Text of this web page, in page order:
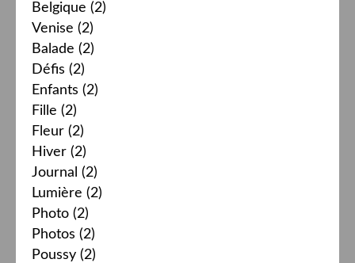
Belgique (2)
Venise (2)
Balade (2)
Défis (2)
Enfants (2)
Fille (2)
Fleur (2)
Hiver (2)
Journal (2)
Lumière (2)
Photo (2)
Photos (2)
Poussy (2)